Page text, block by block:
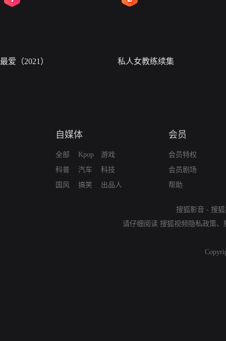
最爱（2021） 私人女教练续集
自媒体
全部
科普
国风
Kpop
汽车
搞笑
游戏
科技
出品人
会员
会员特权
会员剧场
帮助
搜狐影音 - 搜
请仔细阅读 搜狐视频隐私政策、